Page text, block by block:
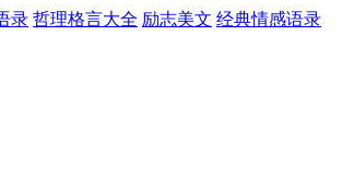
录 哲理格言大全 励志美文 经典情感语录